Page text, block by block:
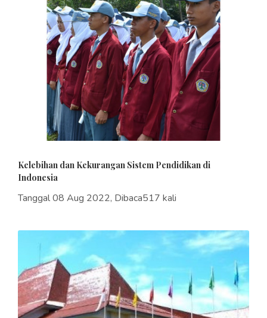
Kelebihan dan Kekurangan Sistem Pendidikan di
Indonesia
Tanggal 08 Aug 2022, Dibaca517 kali